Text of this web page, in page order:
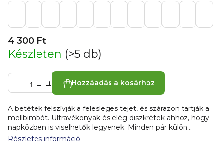
4 300 Ft
Készleten (>5 db)
Hozzáadás a kosárhoz
A betétek felszívják a felesleges tejet, és szárazon tartják a
mellbimbót. Ultravékonyak és elég diszkrétek ahhoz, hogy
napközben is viselhetők legyenek. Minden pár külön
tasakban van csomagolva.
Részletes információ